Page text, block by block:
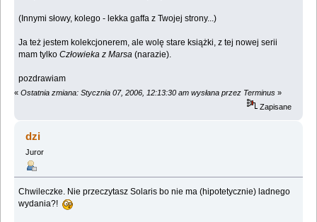
(Innymi słowy, kolego - lekka gaffa z Twojej strony...)
Ja też jestem kolekcjonerem, ale wolę stare książki, z tej nowej serii
mam tylkoCzłowieka z Marsa (narazie).
pozdrawiam
« Ostatnia zmiana: Stycznia 07, 2006, 12:13:30 am wysłana przez Terminus »
Zapisane
dzi
Juror
Chwileczke. Nie przeczytasz Solaris bo nie ma (hipotetycznie) ladnego
wydania?!